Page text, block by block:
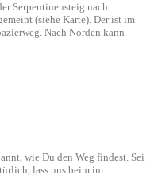
Serpentinensteig nach
(siehe Karte). Der ist im
Nach Norden kann
wie Du den Weg findest. Sei
lass uns beim im